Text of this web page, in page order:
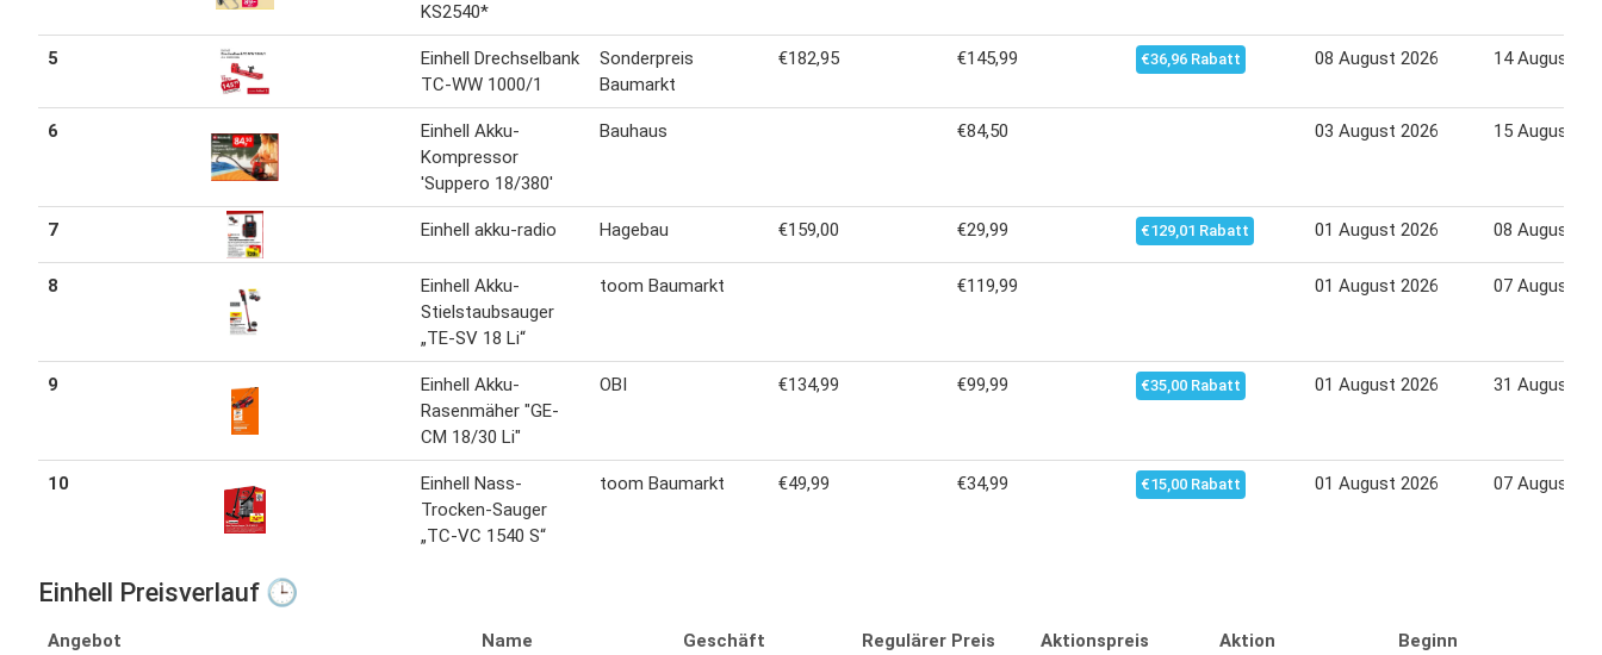
KS2540*
5
Einhell Drechselbank
TC-WW 1000/1
Sonderpreis
Baumarkt
€182,95 €145,99 €36,96 Rabatt 08 August 2026 14 August
6
Einhell Akku-
Kompressor
'Suppero 18/380'
Bauhaus €84,50 03 August 2026 15 August
7 Einhell akku-radio Hagebau €159,00 €29,99 €129,01 Rabatt 01 August 2026 08 August
8
Einhell Akku-
Stielstaubsauger
„TE-SV 18 Li“
toom Baumarkt €119,99 01 August 2026 07 August
9
Einhell Akku-
Rasenmäher "GE-
CM 18/30 Li"
OBI €134,99 €99,99 €35,00 Rabatt 01 August 2026 31 August
10
Einhell Nass-
Trocken-Sauger
„TC-VC 1540 S“
toom Baumarkt €49,99 €34,99 €15,00 Rabatt 01 August 2026 07 August
Einhell Preisverlauf 🕒
Angebot Name Geschäft Regulärer Preis Aktionspreis Aktion Beginn